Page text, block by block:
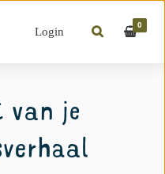
Login 0
van je